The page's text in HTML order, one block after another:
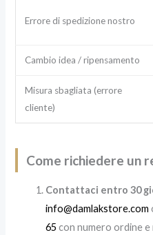
Errore di spedizione nostro
Cambio idea / ripensamento
Misura sbagliata (errore
cliente)
Come richiedere un
Contattaci entro 30
info@damlakstore.com
65con numero ordine e